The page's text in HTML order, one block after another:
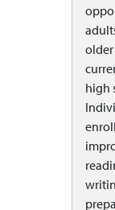
high